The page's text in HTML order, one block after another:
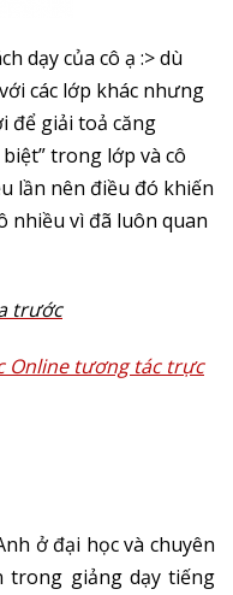
dạy của cô ạ :> dù
các lớp khác nhưng
để giải toả căng
trong lớp và cô
lần nên điều đó khiến
nhiều vì đã luôn quan
trước
Online tương tác trực
ở đại học và chuyên
trong giảng dạy tiếng